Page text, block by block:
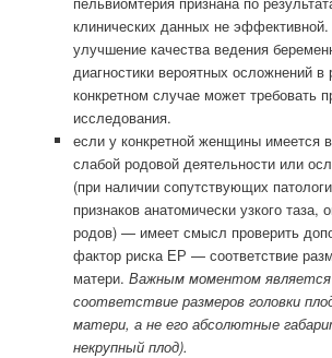
клинических данных не
улучшение качества ведения
диагностики вероятных осложнений
конкретном случае может требовать
исследования.
если у конкретной женщины имеется
слабой родовой деятельности или
(при наличии сопутствующих
признаков анатомически узкого
родов) — имеет смысл проверить
фактор риска ЕР — соответствие
матери. Важным моментом является
соответствие размеров головки
матери, а не его абсолютные
некрупный плод).